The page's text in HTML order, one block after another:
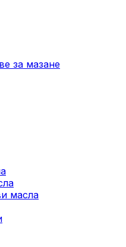
за мазане
масла